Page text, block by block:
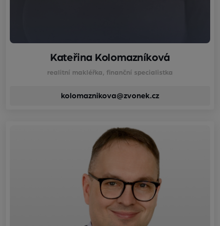
Kateřina Kolomazníková
realitní makléřka, finanční specialistka
kolomaznikova@zvonek.cz